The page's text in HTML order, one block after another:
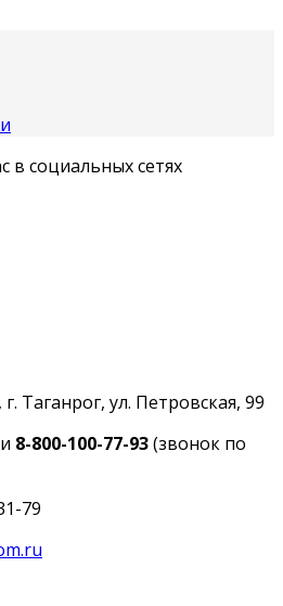
в социальных сетях
Таганрог, ул. Петровская, 99
8-800-100-77-93(звонок по
79